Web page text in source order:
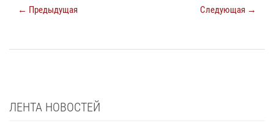
← Предыдущая Следующая →
ЛЕНТА НОВОСТЕЙ